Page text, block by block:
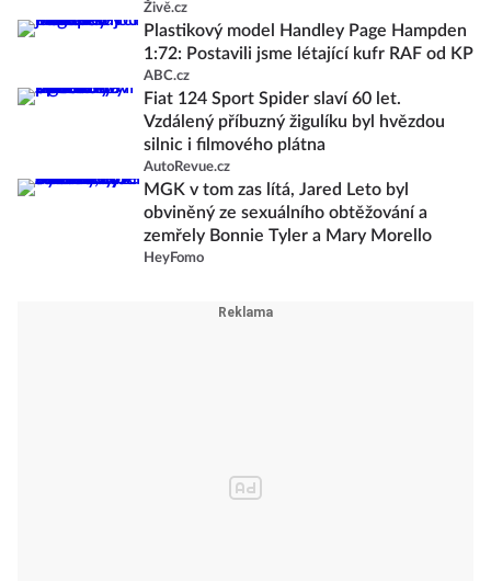
Živě.cz
Plastikový model Handley Page Hampden
1:72: Postavili jsme létající kufr RAF od KP
ABC.cz
Fiat 124 Sport Spider slaví 60 let.
Vzdálený příbuzný žigulíku byl hvězdou
silnic i filmového plátna
AutoRevue.cz
MGK v tom zas lítá, Jared Leto byl
obviněný ze sexuálního obtěžování a
zemřely Bonnie Tyler a Mary Morello
HeyFomo